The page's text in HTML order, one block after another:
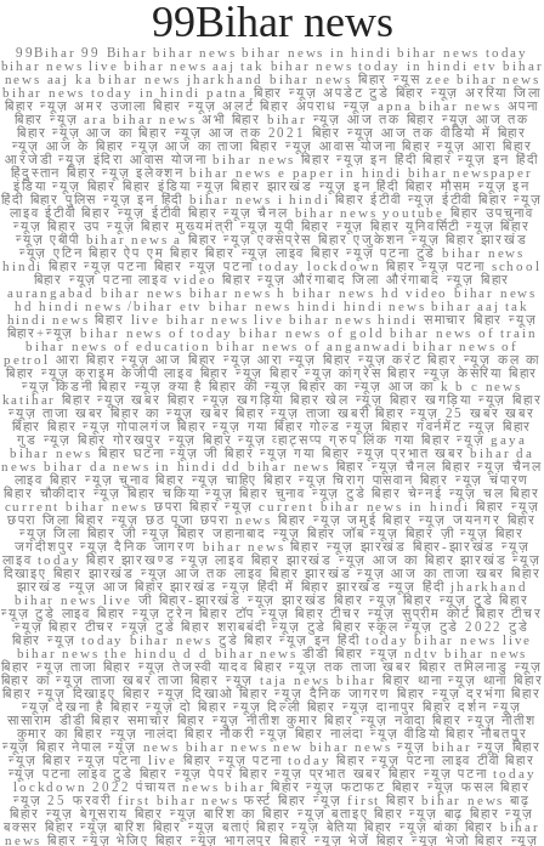
99Bihar news
99Bihar 99 Bihar bihar news bihar news in hindi bihar news today
bihar news live bihar news aaj tak bihar news today in hindi etv bihar
news aaj ka bihar news jharkhand bihar news बिहार न्यूस zee bihar news
bihar news today in hindi patna बिहार न्यूज़ अपडेट टुडे बिहार न्यूज़ अररिया जिला
बिहार न्यूज़ अमर उजाला बिहार न्यूज़ अलर्ट बिहार अपराध न्यूज़ apna bihar news अपना
बिहार न्यूज़ ara bihar news अभी बिहार bihar न्यूज़ आज तक बिहार न्यूज़ आज तक
बिहार न्यूज़ आज का बिहार न्यूज़ आज तक 2021 बिहार न्यूज़ आज तक वीडियो में बिहार
न्यूज़ आज के बिहार न्यूज़ आज का ताजा बिहार न्यूज़ आवास योजना बिहार न्यूज़ आरा बिहार
आरजेडी न्यूज़ इंदिरा आवास योजना bihar news बिहार न्यूज़ इन हिंदी बिहार न्यूज़ इन हिंदी
हिंदुस्तान बिहार न्यूज़ इलेक्शन bihar news e paper in hindi bihar newspaper
इंडिया न्यूज़ बिहार बिहार इंडिया न्यूज़ बिहार झारखंड न्यूज़ इन हिंदी बिहार मौसम न्यूज़ इन
हिंदी बिहार पुलिस न्यूज़ इन हिंदी bihar news i hindi बिहार ईटीवी न्यूज़ ईटीवी बिहार न्यूज़
लाइव ईटीवी बिहार न्यूज़ ईटीवी बिहार न्यूज़ चैनल bihar news youtube बिहार उपचुनाव
न्यूज़ बिहार उप न्यूज़ बिहार मुख्यमंत्री न्यूज़ यूपी बिहार न्यूज़ बिहार यूनिवर्सिटी न्यूज़ बिहार
न्यूज़ एबीपी bihar news a बिहार न्यूज़ एक्सप्रेस बिहार एजुकेशन न्यूज़ बिहार झारखंड
न्यूज़ एटिन बिहार ऐप एम बिहार बिहार न्यूज़ लाइव बिहार न्यूज़ पटना टुडे bihar news
hindi बिहार न्यूज़ पटना बिहार न्यूज़ पटना today lockdown बिहार न्यूज़ पटना school
बिहार न्यूज़ पटना लाइव video बिहार न्यूज़ औरंगाबाद जिला औरंगाबाद न्यूज़ बिहार
aurangabad bihar news bihar news h bihar news hd video bihar news
hd hindi news /bihar etv bihar news hindi hindi news bihar aaj tak
hindi news बिहार live bihar news live bihar news hindi समाचार बिहार न्यूज़
बिहार+न्यूज़ bihar news of today bihar news of gold bihar news of train
bihar news of education bihar news of anganwadi bihar news of
petrol आरा बिहार न्यूज़ आज बिहार न्यूज़ आरा न्यूज़ बिहार न्यूज़ करंट बिहार न्यूज़ कल का
बिहार न्यूज़ क्राइम केजीपी लाइव बिहार न्यूज़ बिहार न्यूज़ कांग्रेस बिहार न्यूज़ केसरिया बिहार
न्यूज़ किडनी बिहार न्यूज़ क्या है बिहार की न्यूज़ बिहार का न्यूज़ आज का k b c news
katihar बिहार न्यूज़ खबर बिहार न्यूज़ खगड़िया बिहार खेल न्यूज़ बिहार खगड़िया न्यूज़ बिहार
न्यूज़ ताजा खबर बिहार का न्यूज़ खबर बिहार न्यूज़ ताजा खबरी बिहार न्यूज़ 25 खबर खबर
बिहार बिहार न्यूज़ गोपालगंज बिहार न्यूज़ गया बिहार गोल्ड न्यूज़ बिहार गवर्नमेंट न्यूज़ बिहार
गुड न्यूज़ बिहार गोरखपुर न्यूज़ बिहार न्यूज़ व्हाट्सप्प ग्रुप लिंक गया बिहार न्यूज़ gaya
bihar news बिहार घटना न्यूज़ जी बिहार न्यूज़ गया बिहार न्यूज़ प्रभात खबर bihar da
news bihar da news in hindi dd bihar news बिहार न्यूज़ चैनल बिहार न्यूज़ चैनल
लाइव बिहार न्यूज़ चुनाव बिहार न्यूज़ चाहिए बिहार न्यूज़ चिराग पासवान बिहार न्यूज़ चंपारण
बिहार चौकीदार न्यूज़ बिहार चकिया न्यूज़ बिहार चुनाव न्यूज़ टुडे बिहार चेन्नई न्यूज़ चल बिहार
current bihar news छपरा बिहार न्यूज़ current bihar news in hindi बिहार न्यूज़
छपरा जिला बिहार न्यूज़ छठ पूजा छपरा news बिहार न्यूज़ जमुई बिहार न्यूज़ जयनगर बिहार
न्यूज़ जिला बिहार जी न्यूज़ बिहार जहानाबाद न्यूज़ बिहार जॉब न्यूज़ बिहार ज़ी न्यूज़ बिहार
जगदीशपुर न्यूज़ दैनिक जागरण bihar news बिहार न्यूज़ झारखंड बिहार-झारखंड न्यूज़
लाइव today बिहार झारखण्ड न्यूज़ लाइव बिहार झारखंड न्यूज़ आज का बिहार झारखंड न्यूज़
दिखाइए बिहार झारखंड न्यूज़ आज तक लाइव बिहार झारखंड न्यूज़ आज का ताजा खबर बिहार
झारखंड न्यूज़ आज बिहार झारखंड न्यूज़ हिंदी में बिहार झारखंड न्यूज़ हिंदी jharkhand
bihar news live जी बिहार-झारखंड न्यूज़ झारखंड बिहार न्यूज़ बिहार न्यूज़ टुडे बिहार
न्यूज़ टुडे लाइव बिहार न्यूज़ ट्रेन बिहार टॉप न्यूज़ बिहार टीचर न्यूज़ सुप्रीम कोर्ट बिहार टीचर
न्यूज़ बिहार टीचर न्यूज़ टुडे बिहार शराबबंदी न्यूज़ टुडे बिहार स्कूल न्यूज़ टुडे 2022 टुडे
बिहार न्यूज़ today bihar news टुडे बिहार न्यूज़ इन हिंदी today bihar news live
bihar news the hindu d d bihar news डीडी बिहार न्यूज़ ndtv bihar news
बिहार न्यूज़ ताजा बिहार न्यूज़ तेजस्वी यादव बिहार न्यूज़ तक ताजा खबर बिहार तमिलनाडु न्यूज़
बिहार का न्यूज़ ताजा खबर ताजा बिहार न्यूज़ taja news bihar बिहार थाना न्यूज़ थाना बिहार
बिहार न्यूज़ दिखाइए बिहार न्यूज़ दिखाओ बिहार न्यूज़ दैनिक जागरण बिहार न्यूज़ दरभंगा बिहार
न्यूज़ देखना है बिहार न्यूज़ दो बिहार न्यूज़ दिल्ली बिहार न्यूज़ दानापुर बिहार दर्शन न्यूज़
सासाराम डीडी बिहार समाचार बिहार न्यूज़ नीतीश कुमार बिहार न्यूज़ नवादा बिहार न्यूज़ नीतीश
कुमार का बिहार न्यूज़ नालंदा बिहार नौकरी न्यूज़ बिहार नालंदा न्यूज़ वीडियो बिहार नौबतपुर
न्यूज़ बिहार नेपाल न्यूज़ news bihar news new bihar news न्यूज़ bihar न्यूज़ बिहार
न्यूज़ बिहार न्यूज़ पटना live बिहार न्यूज़ पटना today बिहार न्यूज़ पटना लाइव टीवी बिहार
न्यूज़ पटना लाइव टुडे बिहार न्यूज़ पेपर बिहार न्यूज़ प्रभात खबर बिहार न्यूज़ पटना today
lockdown 2022 पंचायत news bihar बिहार न्यूज़ फटाफट बिहार न्यूज़ फसल बिहार
न्यूज़ 25 फरवरी first bihar news फर्स्ट बिहार न्यूज़ first बिहार bihar news बाढ़
बिहार न्यूज़ बेगूसराय बिहार न्यूज़ बारिश का बिहार न्यूज़ बताइए बिहार न्यूज़ बाढ़ बिहार न्यूज़
बक्सर बिहार न्यूज़ बारिश बिहार न्यूज़ बताएं बिहार न्यूज़ बेतिया बिहार न्यूज़ बांका बिहार bihar
news बिहार न्यूज़ भेजिए बिहार न्यूज़ भागलपुर बिहार न्यूज़ भेजें बिहार न्यूज़ भेजो बिहार न्यूज़